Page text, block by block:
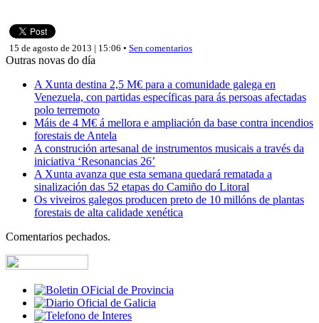
15 de agosto de 2013 | 15:06 • Sen comentarios
Outras novas do día
A Xunta destina 2,5 M€ para a comunidade galega en
Venezuela, con partidas específicas para ás persoas afectadas
polo terremoto
Máis de 4 M€ á mellora e ampliación da base contra incendios
forestais de Antela
A construción artesanal de instrumentos musicais a través da
iniciativa ‘Resonancias 26’
A Xunta avanza que esta semana quedará rematada a
sinalización das 52 etapas do Camiño do Litoral
Os viveiros galegos producen preto de 10 millóns de plantas
forestais de alta calidade xenética
Comentarios pechados.